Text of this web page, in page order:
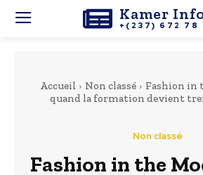
Kamer
+(237) 672 78
Accueil Non classé
Fashion in
quand la formation devient
Non classé
Fashion in the